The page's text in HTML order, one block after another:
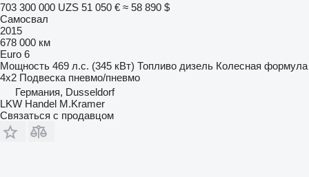
703 300 000 UZS 51 050 € ≈ 58 890 $
Самосвал
2015
678 000 км
Euro 6
Мощность 469 л.с. (345 кВт) Топливо дизель Колесная формула
4x2 Подвеска пневмо/пневмо
Германия, Dusseldorf
LKW Handel M.Kramer
Связаться с продавцом